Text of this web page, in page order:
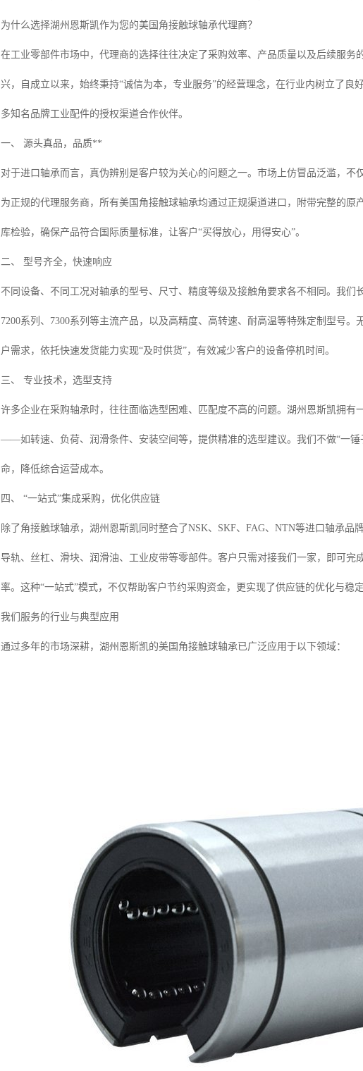
为什么选择湖州恩斯凯作为您的美国角接触球轴承代理商？
在工业零部件市场中，代理商的选择往往决定了采购效率、产品质量以及后续服
兴，自成立以来，始终秉持“诚信为本，专业服务”的经营理念，在行业内树立了
多知名品牌工业配件的授权渠道合作伙伴。
一、 源头真品，品质**
对于进口轴承而言，真伪辨别是客户较为关心的问题之一。市场上仿冒品泛滥，
为正规的代理服务商，所有美国角接触球轴承均通过正规渠道进口，附带完整的
库检验，确保产品符合国际质量标准，让客户“买得放心，用得安心”。
二、 型号齐全，快速响应
不同设备、不同工况对轴承的型号、尺寸、精度等级及接触角要求各不相同。我们
7200系列、7300系列等主流产品，以及高精度、高转速、耐高温等特殊定制型号
户需求，依托快速发货能力实现“及时供货”，有效减少客户的设备停机时间。
三、 专业技术，选型支持
许多企业在采购轴承时，往往面临选型困难、匹配度不高的问题。湖州恩斯凯拥
——如转速、负荷、润滑条件、安装空间等，提供精准的选型建议。我们不做“一
命，降低综合运营成本。
四、 “一站式”集成采购，优化供应链
除了角接触球轴承，湖州恩斯凯同时整合了NSK、SKF、FAG、NTN等进口轴承
导轨、丝杠、滑块、润滑油、工业皮带等零部件。客户只需对接我们一家，即可
率。这种“一站式”模式，不仅帮助客户节约采购资金，更实现了供应链的优化与稳定
我们服务的行业与典型应用
通过多年的市场深耕，湖州恩斯凯的美国角接触球轴承已广泛应用于以下领域：